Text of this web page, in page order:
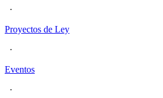
·
Proyectos de Ley
·
Eventos
·